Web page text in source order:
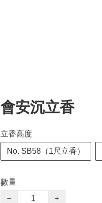
會安沉立香
立香高度
No. SB58（1尺立香）
數量
−
+